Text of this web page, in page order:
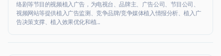
络剧等节目的视频植入广告，为电视台、品牌主、广告公司、节目公司、
视频网站等提供植入广告监测、竞争品牌/竞争媒体植入情报分析、植入广
告决策支撑、植入效果优化和植...